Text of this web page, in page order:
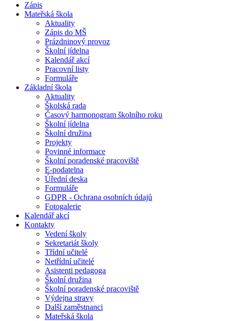
Zápis
Mateřská škola
Aktuality
Zápis do MŠ
Prázdninový provoz
Školní jídelna
Kalendář akcí
Pracovní listy
Formuláře
Základní škola
Aktuality
Školská rada
Časový harmonogram školního roku
Školní jídelna
Školní družina
Projekty
Povinné informace
Školní poradenské pracoviště
E-podatelna
Úřední deska
Formuláře
GDPR - Ochrana osobních údajů
Fotogalerie
Kalendář akcí
Kontakty
Vedení školy
Sekretariát školy
Třídní učitelé
Netřídní učitelé
Asistenti pedagoga
Školní družina
Školní poradenské pracoviště
Výdejna stravy
Další zaměstnanci
Mateřská škola